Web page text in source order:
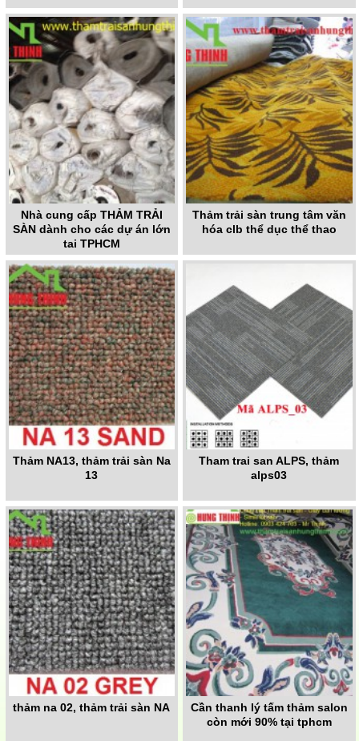
Nhà cung cấp THẢM TRẢI
SÀN dành cho các dự án lớn
tại TPHCM
Thảm trải sàn trung tâm văn
hóa clb thể dục thể thao
Thảm NA13, thảm trải sàn Na
13
Tham trai san ALPS, thảm
alps03
thảm na 02, thảm trải sàn NA
Cần thanh lý tấm thảm salon
còn mới 90% tại tphcm